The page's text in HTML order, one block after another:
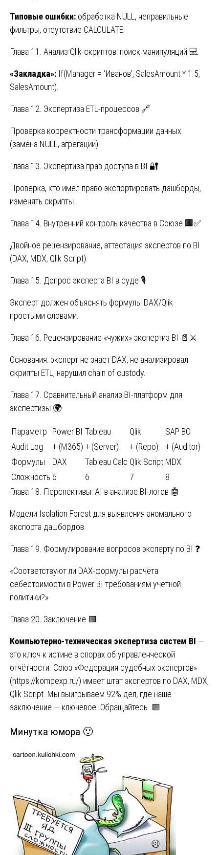
Типовые ошибки: обработка NULL, неправильные
фильтры, отсутствие CALCULATE.
Глава 11. Анализ Qlik-скриптов: поиск манипуляций 💻
«Закладка»: If(Manager = ‘Иванов’, SalesAmount * 1.5,
SalesAmount).
Глава 12. Экспертиза ETL-процессов 🔗
Проверка корректности трансформации данных
(замена NULL, агрегации).
Глава 13. Экспертиза прав доступа в BI 🔐
Проверка, кто имел право экспортировать дашборды,
изменять скрипты.
Глава 14. Внутренний контроль качества в Союзе 🏢✅
Двойное рецензирование, аттестация экспертов по BI
(DAX, MDX, Qlik Script).
Глава 15. Допрос эксперта BI в суде 🎙️
Эксперт должен объяснять формулы DAX/Qlik
простыми словами.
Глава 16. Рецензирование «чужих» экспертиз BI 📄⚔️
Основания: эксперт не знает DAX, не анализировал
скрипты ETL, нарушил chain of custody.
Глава 17. Сравнительный анализ BI-платформ для
экспертизы 🌍
Параметр Power BI Tableau Qlik
SAP BO
Audit Log
+ (M365) + (Server) + (Repo)
+ (Auditor)
Формулы
DAX Tableau Calc Qlik Script MDX
Сложность 6 6 7
8
Глава 18. Перспективы: AI в анализе BI-логов 🤖
Модели Isolation Forest для выявления аномального
экспорта дашбордов.
Глава 19. Формулирование вопросов эксперту по BI ❓
«Соответствуют ли DAX-формулы расчёта
себестоимости в Power BI требованиям учётной
политики?»
Глава 20. Заключение 🟩
Компьютерно-техническая экспертиза систем BI —
это ключ к истине в спорах об управленческой
отчётности. Союз «Федерация судебных экспертов»
(https://kompexp.ru/) имеет штат экспертов по DAX, MDX,
Qlik Script. Мы выигрываем 92% дел, где наше
заключение — ключевое. Обращайтесь. 🟩
Минутка юмора 🙂